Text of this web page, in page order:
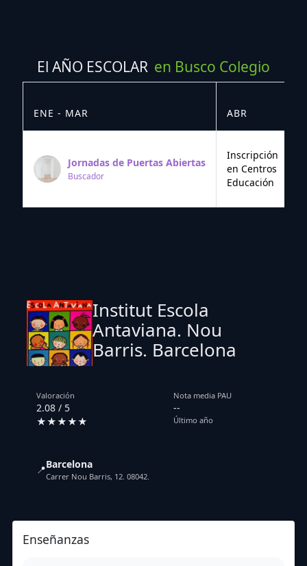
El AÑO ESCOLAR en Busco Colegio
ENE - MAR ABR
Jornadas de Puertas Abiertas
Buscador
Inscripción
en Centros
Educación
Institut Escola
Antaviana. Nou
Barris. Barcelona
Valoración
2.08 / 5
★★★★★
Nota media PAU
--
Último año
📍Barcelona
Carrer Nou Barris, 12. 08042.
Enseñanzas